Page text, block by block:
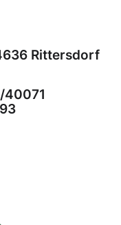
Rittersdorf
40071